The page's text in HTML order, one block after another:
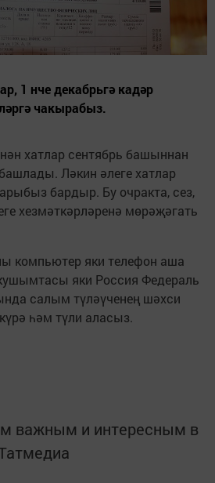
1 нче декабрьгә кадәр
чакырабыз.
хатлар сентябрь башыннан
Ләкин әлеге хатлар
бардыр. Бу очракта, сез,
хезмәткәрләренә мөрәҗәгать
компьютер яки телефон аша
яки Россия Федераль
салым түләүченең шәхси
һәм түли аласыз.
важным и интересным в